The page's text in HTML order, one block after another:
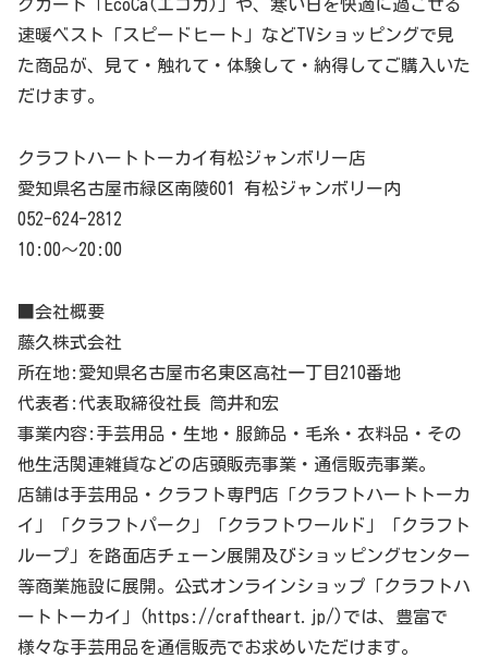
グカート「EcoCa(エコカ)」や、寒い日を快適に過ごせる
速暖ベスト「スピードヒート」などTVショッピングで見
た商品が、見て・触れて・体験して・納得してご購入いた
だけます。
クラフトハートトーカイ有松ジャンボリー店
愛知県名古屋市緑区南陵601 有松ジャンボリー内
052-624-2812
10:00～20:00
■会社概要
藤久株式会社
所在地:愛知県名古屋市名東区高社一丁目210番地
代表者:代表取締役社長 筒井和宏
事業内容:手芸用品・生地・服飾品・毛糸・衣料品・その
他生活関連雑貨などの店頭販売事業・通信販売事業。
店舗は手芸用品・クラフト専門店「クラフトハートトーカ
イ」「クラフトパーク」「クラフトワールド」「クラフト
ループ」を路面店チェーン展開及びショッピングセンター
等商業施設に展開。公式オンラインショップ「クラフトハ
ートトーカイ」(https://craftheart.jp/)では、豊富で
様々な手芸用品を通信販売でお求めいただけます。